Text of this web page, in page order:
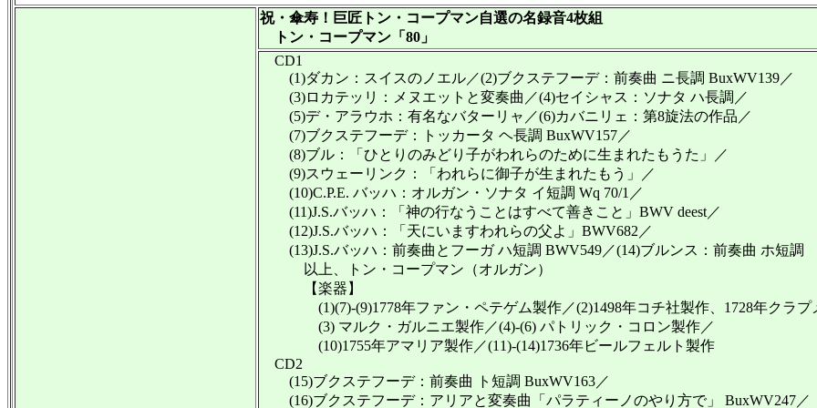
祝・傘寿！巨匠トン・コープマン自選の名録音4枚組
トン・コープマン「80」
CD1
(1)ダカン：スイスのノエル／(2)ブクステフーデ：前奏曲 ニ長調 BuxWV139／
(3)ロカテッリ：メヌエットと変奏曲／(4)セイシャス：ソナタ ハ長調／
(5)デ・アラウホ：有名なバターリャ／(6)カバニリェ：第8旋法の作品／
(7)ブクステフーデ：トッカータ ヘ長調 BuxWV157／
(8)ブル：「ひとりのみどり子がわれらのために生まれたもうた」／
(9)スウェーリンク：「われらに御子が生まれたもう」／
(10)C.P.E. バッハ：オルガン・ソナタ イ短調 Wq 70/1／
(11)J.S.バッハ：「神の行なうことはすべて善きこと」BWV deest／
(12)J.S.バッハ：「天にいますわれらの父よ」BWV682／
(13)J.S.バッハ：前奏曲とフーガ ハ短調 BWV549／(14)ブルンス：前奏曲 ホ短調
以上、トン・コープマン（オルガン）
【楽器】
(1)(7)-(9)1778年ファン・ペテゲム製作／(2)1498年コチ社製作、1728年クラプ
(3) マルク・ガルニエ製作／(4)-(6) パトリック・コロン製作／
(10)1755年アマリア製作／(11)-(14)1736年ビールフェルト製作
CD2
(15)ブクステフーデ：前奏曲 ト短調 BuxWV163／
(16)ブクステフーデ：アリアと変奏曲「パラティーノのやり方で」 BuxWV247／